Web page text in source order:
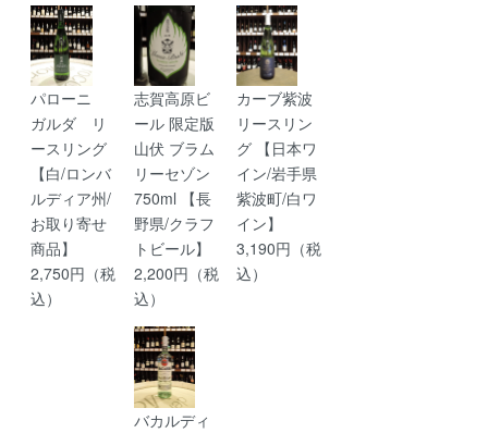
パローニ
ガルダ リ
ースリング
【白/ロンバ
ルディア州/
お取り寄せ
商品】
2,750円（税
込）
志賀高原ビ
ール 限定版
山伏 ブラム
リーセゾン
750ml 【長
野県/クラフ
トビール】
2,200円（税
込）
カーブ紫波
リースリン
グ 【日本ワ
イン/岩手県
紫波町/白ワ
イン】
3,190円（税
込）
バカルディ